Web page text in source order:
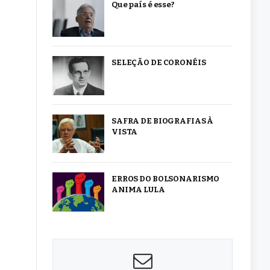
Que país é esse?
SELEÇÃO DE CORONÉIS
SAFRA DE BIOGRAFIAS À
VISTA
ERROS DO BOLSONARISMO
ANIMA LULA